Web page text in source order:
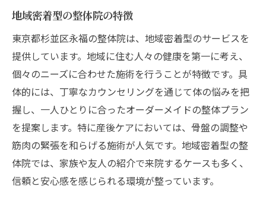
地域密着型の整体院の特徴
東京都杉並区永福の整体院は、地域密着型のサービスを
提供しています。地域に住む人々の健康を第一に考え、
個々のニーズに合わせた施術を行うことが特徴です。具
体的には、丁寧なカウンセリングを通じて体の悩みを把
握し、一人ひとりに合ったオーダーメイドの整体プラン
を提案します。特に産後ケアにおいては、骨盤の調整や
筋肉の緊張を和らげる施術が人気です。地域密着型の整
体院では、家族や友人の紹介で来院するケースも多く、
信頼と安心感を感じられる環境が整っています。